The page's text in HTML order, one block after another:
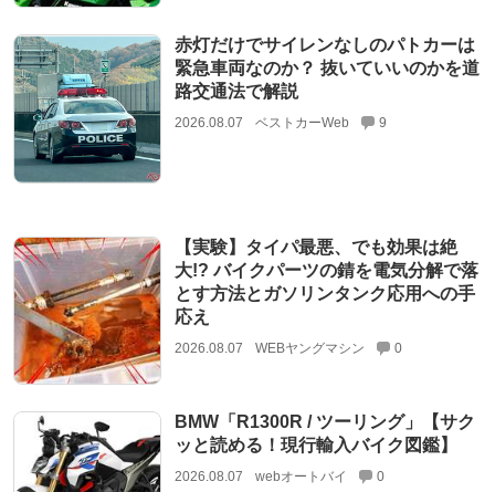
赤灯だけでサイレンなしのパトカーは
緊急車両なのか？ 抜いていいのかを道
路交通法で解説
2026.08.07 ベストカーWeb 9
【実験】タイパ最悪、でも効果は絶
大!? バイクパーツの錆を電気分解で落
とす方法とガソリンタンク応用への手
応え
2026.08.07 WEBヤングマシン 0
BMW「R1300R / ツーリング」【サク
ッと読める！現行輸入バイク図鑑】
2026.08.07 webオートバイ 0